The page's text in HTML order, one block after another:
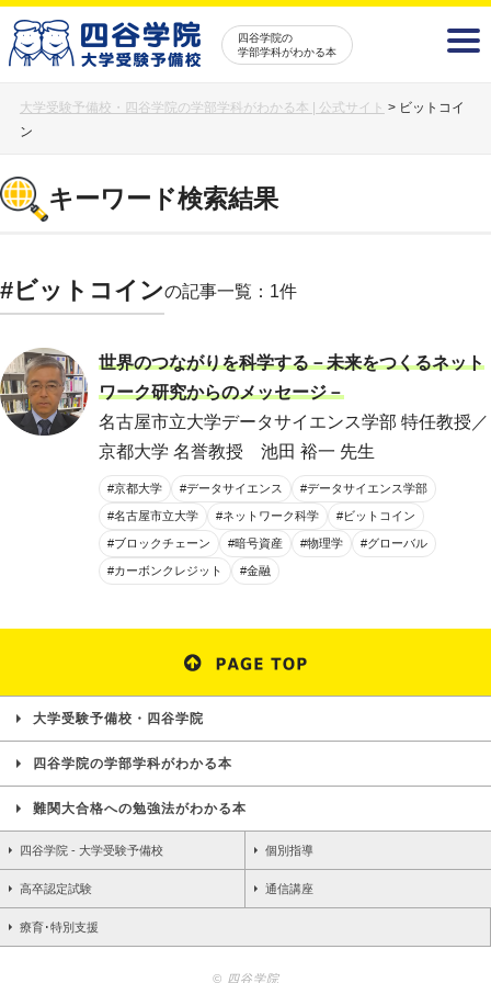
四谷学院の
学部学科がわかる本
大学受験予備校・四谷学院の学部学科がわかる本 | 公式サイト > ビットコイ
ン
キーワード検索結果
#ビットコインの記事一覧：1件
世界のつながりを科学する－未来をつくるネット
ワーク研究からのメッセージ－
名古屋市立大学データサイエンス学部 特任教授／
京都大学 名誉教授 池田 裕一 先生
#京都大学 #データサイエンス #データサイエンス学部
#名古屋市立大学 #ネットワーク科学 #ビットコイン
#ブロックチェーン #暗号資産 #物理学 #グローバル
#カーボンクレジット #金融
大学受験予備校・四谷学院
四谷学院の学部学科がわかる本
難関大合格への勉強法がわかる本
四谷学院 - 大学受験予備校 個別指導
高卒認定試験 通信講座
療育･特別支援
© 四谷学院